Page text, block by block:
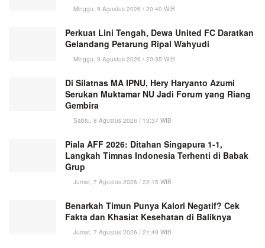
Minggu, 9 Agustus 2026 / 20:40 WIB
Perkuat Lini Tengah, Dewa United FC Daratkan
Gelandang Petarung Ripal Wahyudi
Minggu, 9 Agustus 2026 / 20:35 WIB
Di Silatnas MA IPNU, Hery Haryanto Azumi
Serukan Muktamar NU Jadi Forum yang Riang
Gembira
Sabtu, 8 Agustus 2026 / 13:37 WIB
Piala AFF 2026: Ditahan Singapura 1-1,
Langkah Timnas Indonesia Terhenti di Babak
Grup
Jumat, 7 Agustus 2026 / 22:15 WIB
Benarkah Timun Punya Kalori Negatif? Cek
Fakta dan Khasiat Kesehatan di Baliknya
Jumat, 7 Agustus 2026 / 21:49 WIB